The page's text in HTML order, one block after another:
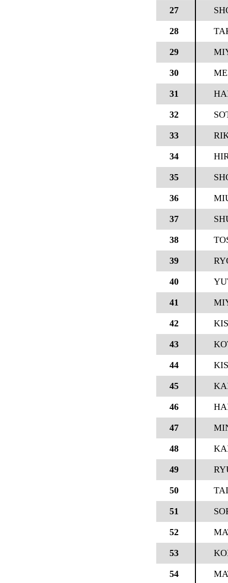
27
28
29
30
31
32
33
34
35
36
37
38
39
40
41
42
43
44
45
46
47
48
49
50
51
52
53
54